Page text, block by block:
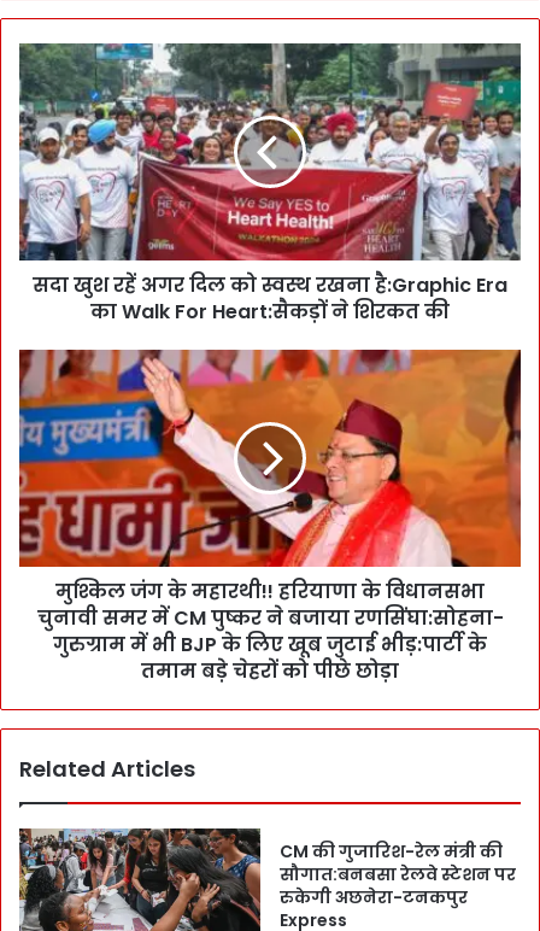
स
दा
खु
श
र
हें
अ
ग
र
स्व
स्थ
र
ख
ना
है
:
G
r
E
a
a
l
k
F
सदा खुश रहें अगर दिल को स्वस्थ रखना है:Graphic Era
का Walk For Heart:सैकड़ों ने शिरकत की
मु
श्कि
ल
जं
ग
के
म
हा
र
या
के
न
स
भा
चु
मुश्किल जंग के महारथी!! हरियाणा के विधानसभा
चुनावी समर में CM पुष्कर ने बजाया रणसिंघा:सोहना-
गुरुग्राम में भी BJP के लिए खूब जुटाई भीड़:पार्टी के
तमाम बड़े चेहरों को पीछे छोड़ा
Related Articles
CM की गुजारिश-रेल मंत्री की
सौगात:बनबसा रेलवे स्टेशन पर
रुकेगी अछनेरा-टनकपुर
Express